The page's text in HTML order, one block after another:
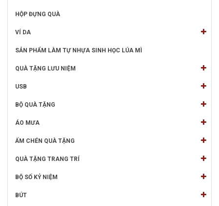
HỘP ĐỰNG QUÀ
VÍ DA
SẢN PHẨM LÀM TỰ NHỰA SINH HỌC LÚA MÌ
QUÀ TẶNG LƯU NIỆM
USB
BỘ QUÀ TẶNG
ÁO MƯA
ẤM CHÉN QUÀ TẶNG
QUÀ TẶNG TRANG TRÍ
BỘ SỐ KỶ NIỆM
BÚT